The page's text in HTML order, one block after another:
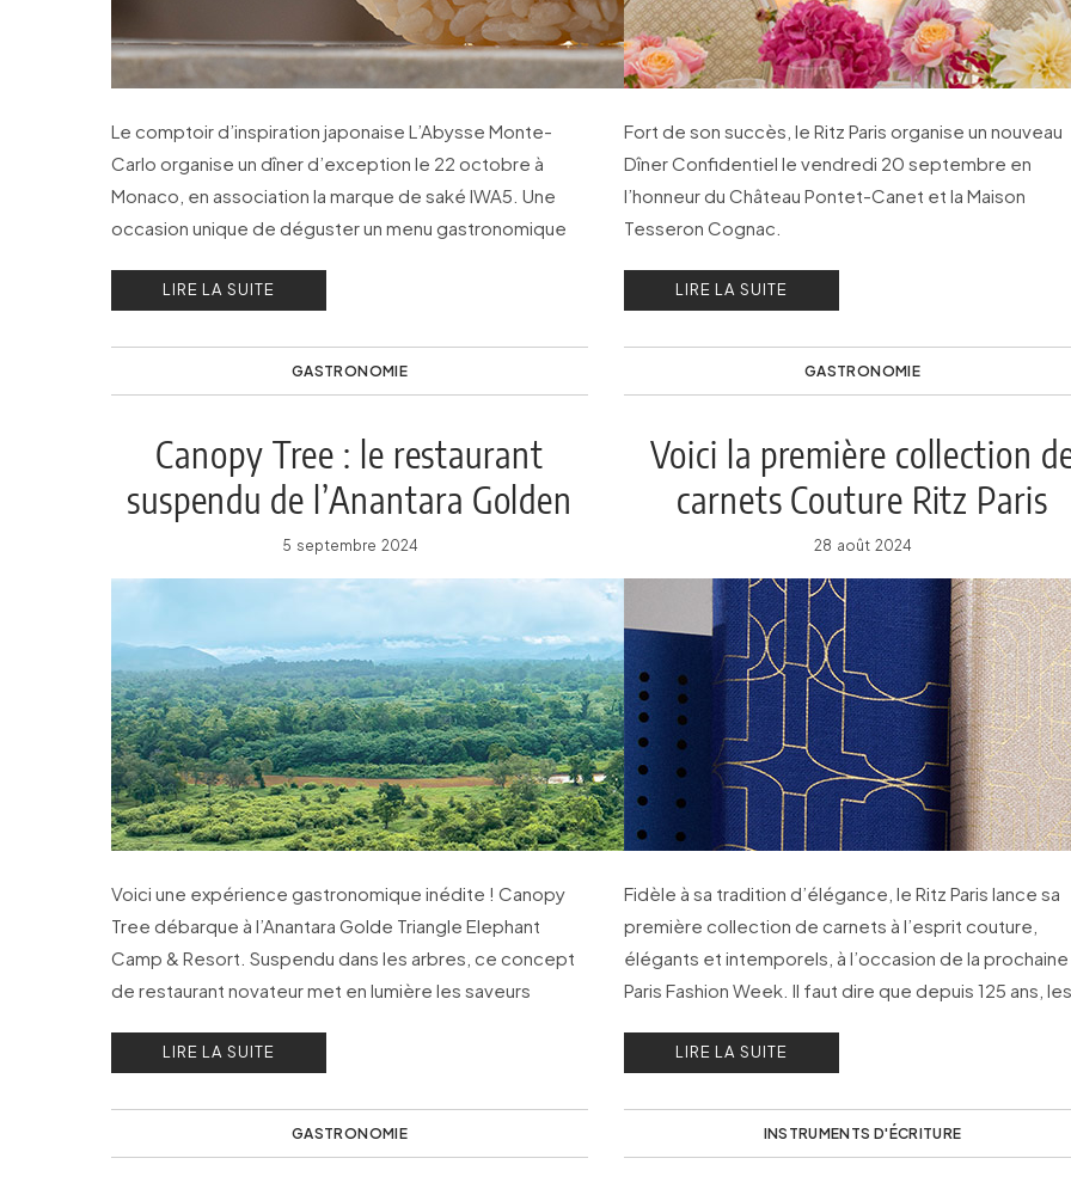
Le comptoir d’inspiration japonaise L’Abysse Monte-
Carlo organise un dîner d’exception le 22 octobre à
Monaco, en association la marque de saké IWA5. Une
occasion unique de déguster un menu gastronomique
Yasunari Okazaki.
LIRE LA SUITE
GASTRONOMIE
Fort de son succès, le Ritz Paris organise un nouveau
Dîner Confidentiel le vendredi 20 septembre en
l’honneur du Château Pontet-Canet et la Maison
Tesseron Cognac.
LIRE LA SUITE
GASTRONOMIE
Canopy Tree : le restaurant
suspendu de l’Anantara Golden
Triangle
5 septembre 2024
Voici une expérience gastronomique inédite ! Canopy
Tree débarque à l’Anantara Golde Triangle Elephant
Camp & Resort. Suspendu dans les arbres, ce concept
de restaurant novateur met en lumière les saveurs
LIRE LA SUITE
GASTRONOMIE
Voici la première collection
carnets Couture Ritz Paris
28 août 2024
Fidèle à sa tradition d’élégance, le Ritz Paris lance sa
première collection de carnets à l’esprit couture,
élégants et intemporels, à l’occasion de la prochaine
Paris Fashion Week. Il faut dire que depuis 125 ans, les
plus beaux défilés.
LIRE LA SUITE
INSTRUMENTS D'ÉCRITURE